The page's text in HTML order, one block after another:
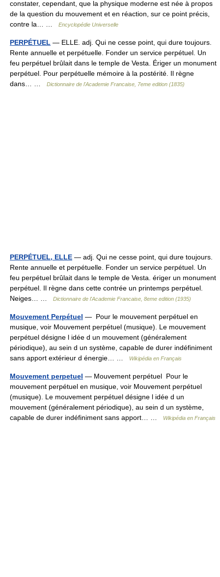
constater, cependant, que la physique moderne est née à propos
de la question du mouvement et en réaction, sur ce point précis,
contre la… …
Encyclopédie Universelle
PERPÉTUEL — ELLE. adj. Qui ne cesse point, qui dure toujours.
Rente annuelle et perpétuelle. Fonder un service perpétuel. Un
feu perpétuel brûlait dans le temple de Vesta. Ériger un monument
perpétuel. Pour perpétuelle mémoire à la postérité. Il règne
dans… …
Dictionnaire de l'Academie Francaise, 7eme edition (1835)
PERPÉTUEL, ELLE — adj. Qui ne cesse point, qui dure toujours.
Rente annuelle et perpétuelle. Fonder un service perpétuel. Un
feu perpétuel brûlait dans le temple de Vesta. ériger un monument
perpétuel. Il règne dans cette contrée un printemps perpétuel.
Neiges… …
Dictionnaire de l'Academie Francaise, 8eme edition (1935)
Mouvement Perpétuel — Pour le mouvement perpétuel en
musique, voir Mouvement perpétuel (musique). Le mouvement
perpétuel désigne l idée d un mouvement (généralement
périodique), au sein d un système, capable de durer indéfiniment
sans apport extérieur d énergie… …
Wikipédia en Français
Mouvement perpetuel — Mouvement perpétuel Pour le
mouvement perpétuel en musique, voir Mouvement perpétuel
(musique). Le mouvement perpétuel désigne l idée d un
mouvement (généralement périodique), au sein d un système,
capable de durer indéfiniment sans apport… …
Wikipédia en Français